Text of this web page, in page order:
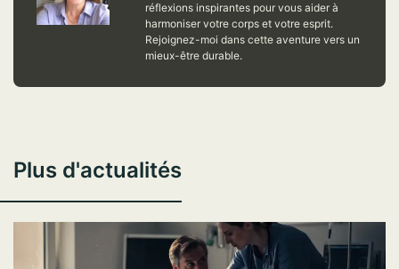
réflexions inspirantes pour vous aider à
harmoniser votre corps et votre esprit.
Rejoignez-moi dans cette aventure vers un
mieux-être durable.
Plus d'actualités